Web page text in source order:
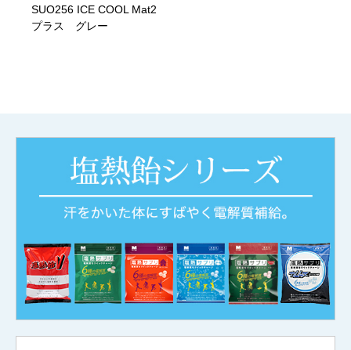
SUO256 ICE COOL Mat2
プラス グレー